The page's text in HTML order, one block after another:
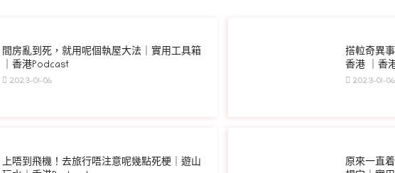
間房亂到死，就用呢個執屋大法｜實用工具箱
｜香港Podcast
2023-01-06
搭𨋢奇異
香港 ｜香
2023-01-06
上唔到飛機！去旅行唔注意呢幾點死梗｜遊山
原來一直